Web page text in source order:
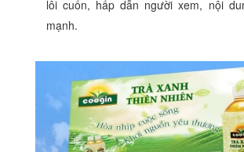
lôi cuốn, hấp dẫn người xem, nội
mạnh.